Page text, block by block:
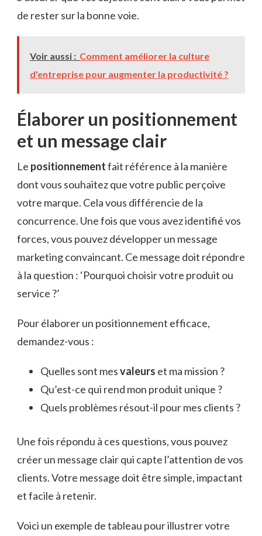
de rester sur la bonne voie.
Voir aussi : Comment améliorer la culture
d'entreprise pour augmenter la productivité ?
Élaborer un positionnement
et un message clair
Le positionnementfait référence à la manière
dont vous souhaitez que votre public perçoive
votre marque. Cela vous différencie de la
concurrence. Une fois que vous avez identifié vos
forces, vous pouvez développer un message
marketing convaincant. Ce message doit répondre
à la question : ‘Pourquoi choisir votre produit ou
service ?’
Pour élaborer un positionnement efficace,
demandez-vous :
Quelles sont mesvaleurs et ma mission ?
Qu’est-ce qui rend mon produit unique ?
Quels problèmes résout-il pour mes clients ?
Une fois répondu à ces questions, vous pouvez
créer un message clair qui capte l’attention de vos
clients. Votre message doit être simple, impactant
et facile à retenir.
Voici un exemple de tableau pour illustrer votre